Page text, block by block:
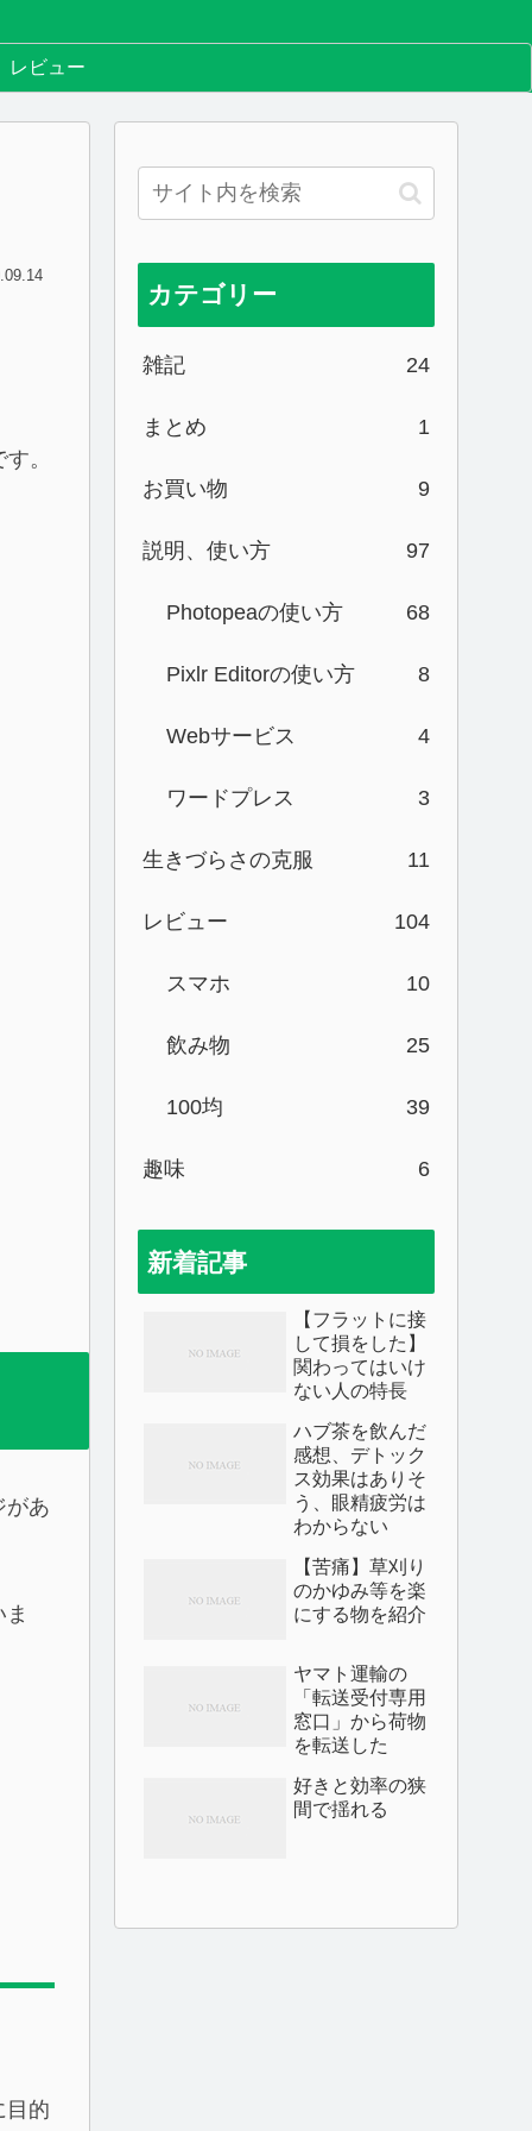
レビュー
。
があ
目的
カテゴリー
雑記 24
まとめ 1
お買い物 9
説明、使い方 97
Photopeaの使い方 68
Pixlr Editorの使い方 8
Webサービス 4
ワードプレス 3
生きづらさの克服 11
レビュー 104
スマホ 10
飲み物 25
100均 39
趣味 6
新着記事
【フラットに接
して損をした】
関わってはいけ
ない人の特長
ハブ茶を飲んだ
感想、デトック
ス効果はありそ
う、眼精疲労は
わからない
【苦痛】草刈り
のかゆみ等を楽
にする物を紹介
ヤマト運輸の
「転送受付専用
窓口」から荷物
を転送した
好きと効率の狭
間で揺れる